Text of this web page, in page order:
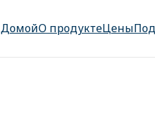
ДомойО продуктеЦены